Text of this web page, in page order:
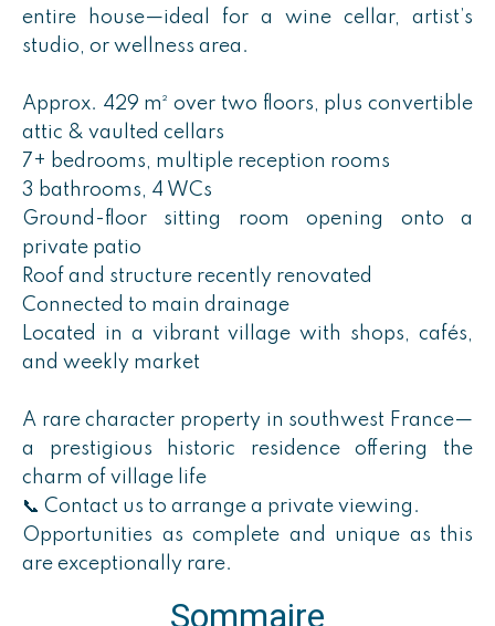
entire house—ideal for a wine cellar, artist’s
studio, or wellness area.
Approx. 429 m² over two floors, plus convertible
attic & vaulted cellars
7+ bedrooms, multiple reception rooms
3 bathrooms, 4 WCs
Ground-floor sitting room opening onto a
private patio
Roof and structure recently renovated
Connected to main drainage
Located in a vibrant village with shops, cafés,
and weekly market
A rare character property in southwest France—
a prestigious historic residence offering the
charm of village life
📞 Contact us to arrange a private viewing.
Opportunities as complete and unique as this
are exceptionally rare.
Sommaire